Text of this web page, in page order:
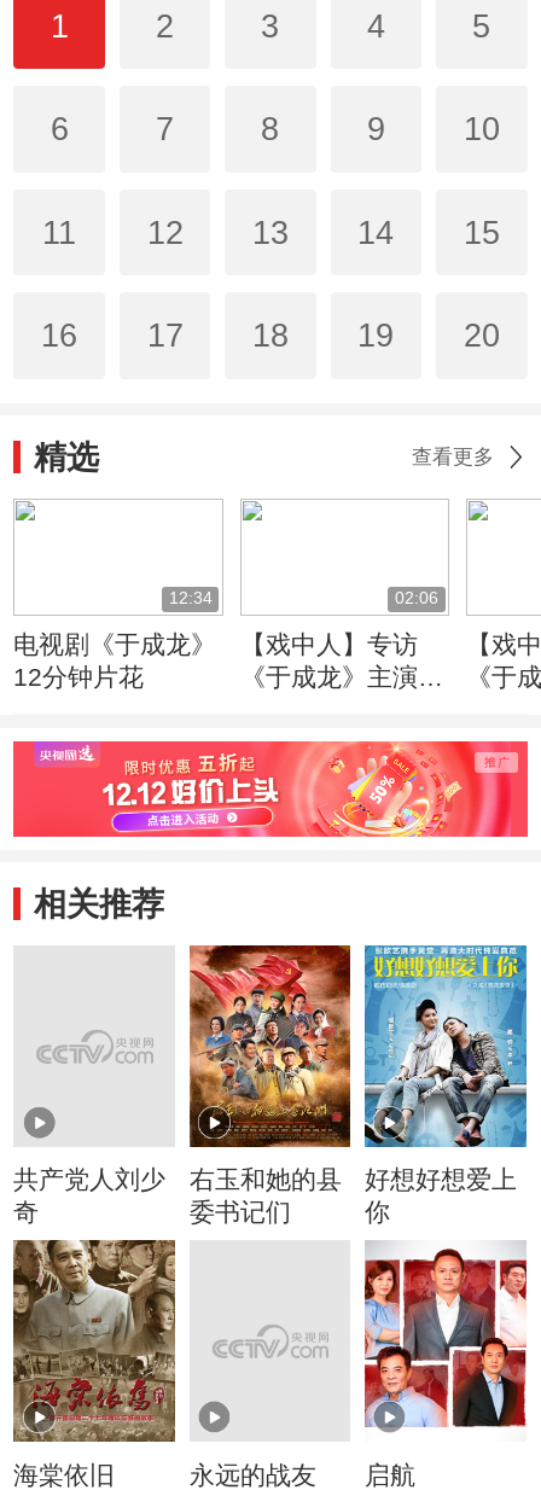
1 2 3 4 5
6 7 8 9 10
11 12 13 14 15
16 17 18 19 20
精选 查看更多
12:34
电视剧《于成龙》
12分钟片花
02:06
【戏中人】专访
《于成龙》主演成
贤的精神世界
【戏
《于
至今
相关推荐
共产党人刘少
奇
右玉和她的县
委书记们
好想好想爱上
你
海棠依旧 永远的战友 启航